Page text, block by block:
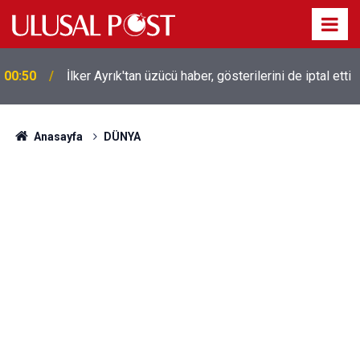
00:39
Liverpool efsanesi Mısırlı yıldız Mohamed Salah
Trabzonspor ile anlaştı! Yarın geliyor
Anasayfa DÜNYA